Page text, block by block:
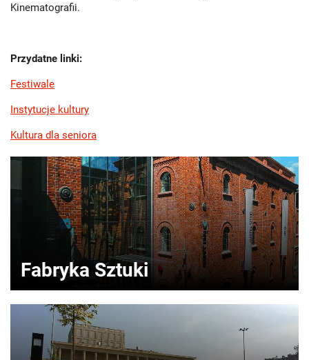
Kinematografii.
Przydatne linki:
Festiwale
Instytucje kultury
Kultura dla seniora
Fabryka Sztuki